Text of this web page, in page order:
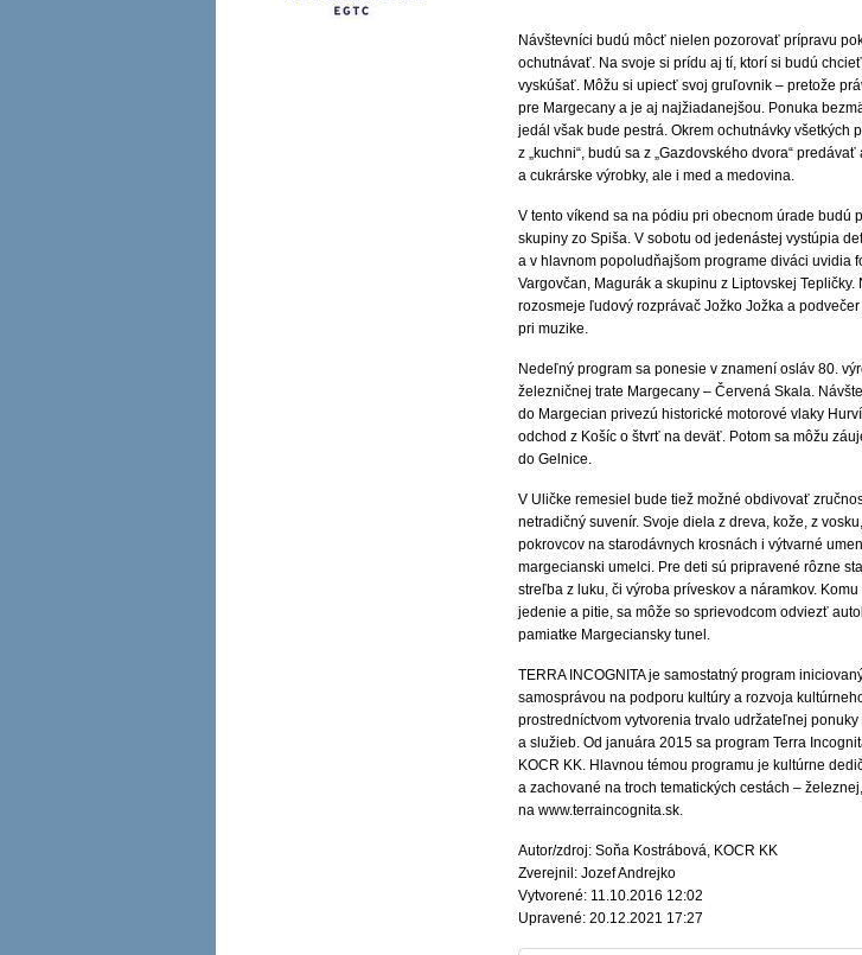
Návštevníci budú môcť nielen pozorovať prípravu
ochutnávať. Na svoje si prídu aj tí, ktorí si budú
vyskúšať. Môžu si upiecť svoj gruľovnik – pretože
pre Margecany a je aj najžiadanejšou. Ponuka
jedál však bude pestrá. Okrem ochutnávky všetkých
z „kuchni“, budú sa z „Gazdovského dvora“
a cukrárske výrobky, ale i med a medovina.
V tento víkend sa na pódiu pri obecnom úrade budú
skupiny zo Spiša. V sobotu od jedenástej vystúpia
a v hlavnom popoludňajšom programe diváci uvidia
Vargovčan, Magurák a skupinu z Liptovskej Tepličky.
rozosmeje ľudový rozprávač Jožko Jožka a
pri muzike.
Nedeľný program sa ponesie v znamení osláv 80.
železničnej trate Margecany – Červená Skala.
do Margecian privezú historické motorové vlaky
odchod z Košíc o štvrť na deväť. Potom sa môžu
do Gelnice.
V Uličke remesiel bude tiež možné obdivovať
netradičný suvenír. Svoje diela z dreva, kože, z
pokrovcov na starodávnych krosnách i výtvarné
margecianski umelci. Pre deti sú pripravené rôzne
streľba z luku, či výroba príveskov a náramkov.
jedenie a pitie, sa môže so sprievodcom odviezť
pamiatke Margeciansky tunel.
TERRA INCOGNITA je samostatný program
samosprávou na podporu kultúry a rozvoja
prostredníctvom vytvorenia trvalo udržateľnej
a služieb. Od januára 2015 sa program Terra
KOCR KK. Hlavnou témou programu je kultúrne
a zachované na troch tematických cestách –
na www.terraincognita.sk.
Autor/zdroj: Soňa Kostrábová, KOCR KK
Zverejnil: Jozef Andrejko
Vytvorené: 11.10.2016 12:02
Upravené: 20.12.2021 17:27